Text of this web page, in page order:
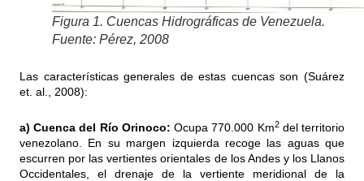
Figura 1. Cuencas Hidrográficas de Venezuela.
Fuente: Pérez, 2008
Las características generales de estas cuencas son (Suárez
et. al., 2008):
a) Cuenca del Río Orinoco:Ocupa 770.000 Km2del territorio
venezolano. En su margen izquierda recoge las aguas que
escurren por las vertientes orientales de los Andes y los Llanos
Occidentales, el drenaje de la vertiente meridional de la